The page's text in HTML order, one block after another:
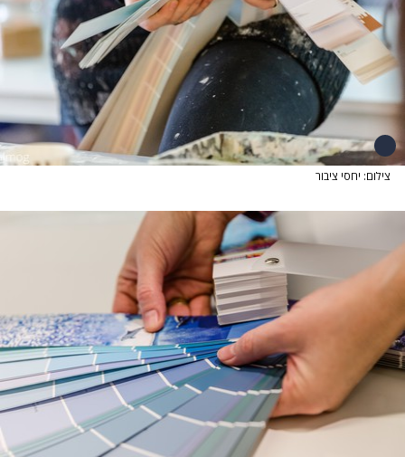
צילום: יחסי ציבור